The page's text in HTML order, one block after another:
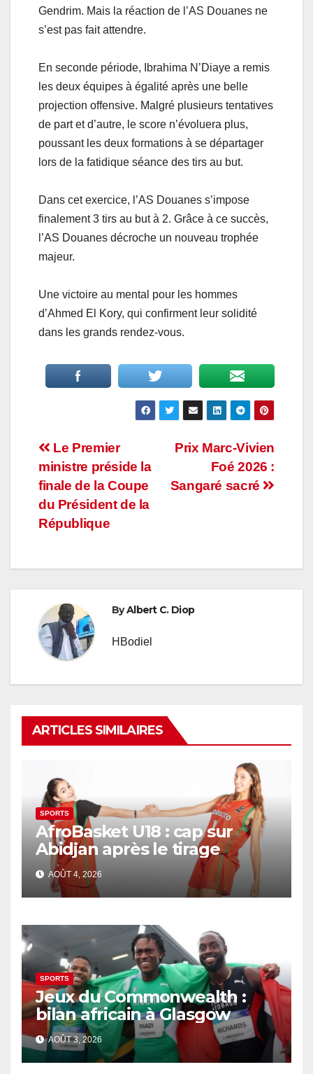
Gendrim. Mais la réaction de l’AS Douanes ne
s’est pas fait attendre.
En seconde période, Ibrahima N’Diaye a remis
les deux équipes à égalité après une belle
projection offensive. Malgré plusieurs tentatives
de part et d’autre, le score n’évoluera plus,
poussant les deux formations à se départager
lors de la fatidique séance des tirs au but.
Dans cet exercice, l’AS Douanes s’impose
finalement 3 tirs au but à 2. Grâce à ce succès,
l’AS Douanes décroche un nouveau trophée
majeur.
Une victoire au mental pour les hommes
d’Ahmed El Kory, qui confirment leur solidité
dans les grands rendez-vous.
Navigation
de
l’article
Prix Marc-Vivien
Foé 2026 :
Sangaré sacré
Le Premier
ministre préside la
finale de la Coupe
du Président de la
République
ByAlbert C. Diop
HBodiel
ARTICLES SIMILAIRES
SPORTS
AfroBasket U18 : cap sur
Abidjan après le tirage
AOÛT 4, 2026
SPORTS
Jeux du Commonwealth :
bilan africain à Glasgow
AOÛT 3, 2026